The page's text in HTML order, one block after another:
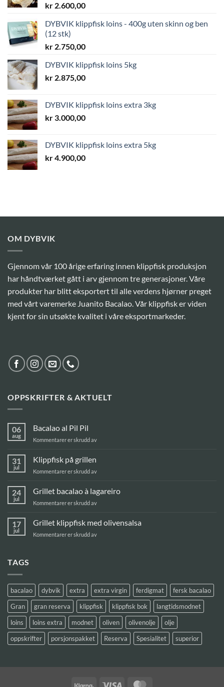
kr 2.600,00
DYBVIK klippfisk loins - 400g uten skinn og ben
(12 stk)
kr 2.750,00
DYBVIK klippfisk loins 5kg
kr 2.875,00
DYBVIK klippfisk loins extra 3kg
kr 3.000,00
DYBVIK klippfisk loins extra 5kg
kr4.900,00
OM DYBVIK
Gjennom vår 100 årige erfaring innen klippfisk produksjon
har håndtværket gått i arv gjennom tre generasjoner. Våre
produkter har blitt eksportert til alle verdens hjørner preget
med vårt varemerke Juanito Bacalao. Vår klippfisk er viden
kjent for sin utsøkte kvalitet i våre eksportmarkeder.
OPPSKRIFTER & AKTUELT
06
aug
Bacalao al Pil Pil
Kommentarer er skrudd avfor
31
jul
Klippfisk på grillen
Kommentarer er skrudd avfor
grillen
24
jul
Grillet bacalao à lagareiro
Kommentarer er skrudd avfor
bacalao
17
jul
Grillet klippfisk med olivensalsa
Kommentarer er skrudd avfor
TAGS
bacalao dybvik extra extra virgin ferdigmat
fersk bacalao
Gran
gran reserva klippfisk klippfisk bok
langtidsmodnet
loins
loins extra modnet oliven olivenolje
olje
oppskrifter
porsjonspakket Reserva Spesialitet superior
Klarna Visa